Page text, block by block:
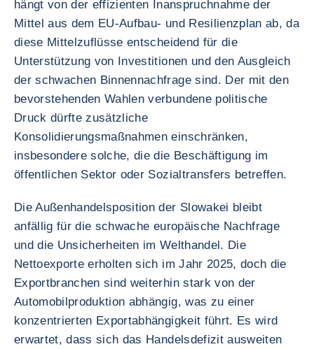
hängt von der effizienten Inanspruchnahme der
Mittel aus dem EU-Aufbau- und Resilienzplan ab, da
diese Mittelzuflüsse entscheidend für die
Unterstützung von Investitionen und den Ausgleich
der schwachen Binnennachfrage sind. Der mit den
bevorstehenden Wahlen verbundene politische
Druck dürfte zusätzliche
Konsolidierungsmaßnahmen einschränken,
insbesondere solche, die die Beschäftigung im
öffentlichen Sektor oder Sozialtransfers betreffen.
Die Außenhandelsposition der Slowakei bleibt
anfällig für die schwache europäische Nachfrage
und die Unsicherheiten im Welthandel. Die
Nettoexporte erholten sich im Jahr 2025, doch die
Exportbranchen sind weiterhin stark von der
Automobilproduktion abhängig, was zu einer
konzentrierten Exportabhängigkeit führt. Es wird
erwartet, dass sich das Handelsdefizit ausweiten